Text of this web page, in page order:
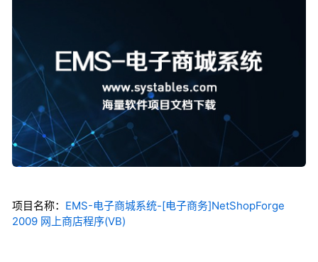
项目名称： EMS-电子商城系统-[电子商务]NetShopForge
2009 网上商店程序(VB)